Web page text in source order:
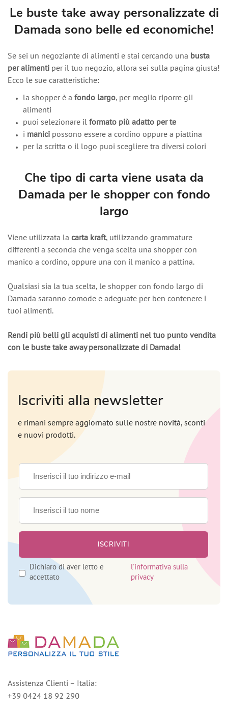
Le buste take away personalizzate di
Damada sono belle ed economiche!
Se sei un negoziante di alimenti e stai cercando una busta
per alimenti per il tuo negozio, allora sei sulla pagina giusta!
Ecco le sue caratteristiche:
la shopper è a fondo largo, per meglio riporre gli
alimenti
puoi selezionare il formato più adatto per te
i manici possono essere a cordino oppure a piattina
per la scritta o il logo puoi scegliere tra diversi colori
Che tipo di carta viene usata da
Damada per le shopper con fondo
largo
Viene utilizzata la carta kraft, utilizzando grammature
differenti a seconda che venga scelta una shopper con
manico a cordino, oppure una con il manico a pattina.
Qualsiasi sia la tua scelta, le shopper con fondo largo di
Damada saranno comode e adeguate per ben contenere i
tuoi alimenti.
Rendi più belli gli acquisti di alimenti nel tuo punto vendita
con le buste take away personalizzate di Damada!
Iscriviti alla newsletter
e rimani sempre aggiornato sulle nostre novità, sconti
e nuovi prodotti.
Dichiaro di aver letto e
accettato
l'informativa sulla
privacy
Assistenza Clienti – Italia:
+39 0424 18 92 290